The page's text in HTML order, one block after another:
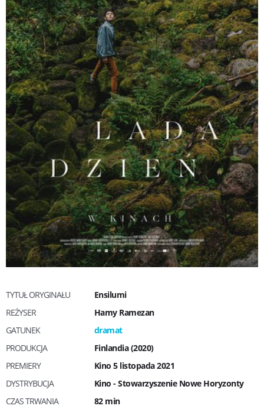
TYTUŁ ORYGINAŁU
Ensilumi
REŻYSER
Hamy Ramezan
GATUNEK
dramat
PRODUKCJA
Finlandia (2020)
PREMIERY
Kino 5 listopada 2021
DYSTRYBUCJA
Kino - Stowarzyszenie Nowe Horyzonty
CZAS TRWANIA
82 min